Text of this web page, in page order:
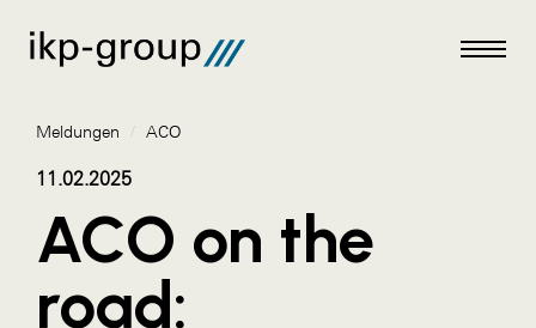
Meldungen
AKTUELLES
Meldungen / ACO
11.02.2025
ACO on the
road: